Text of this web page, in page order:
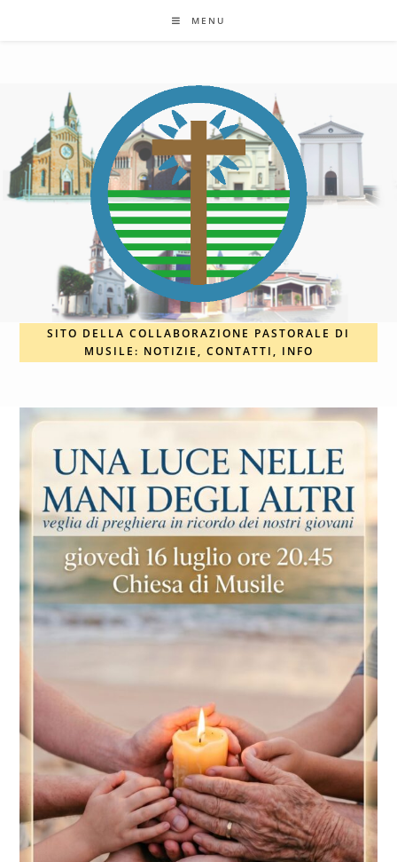
MENU
SITO DELLA COLLABORAZIONE PASTORALE DI
MUSILE: NOTIZIE, CONTATTI, INFO